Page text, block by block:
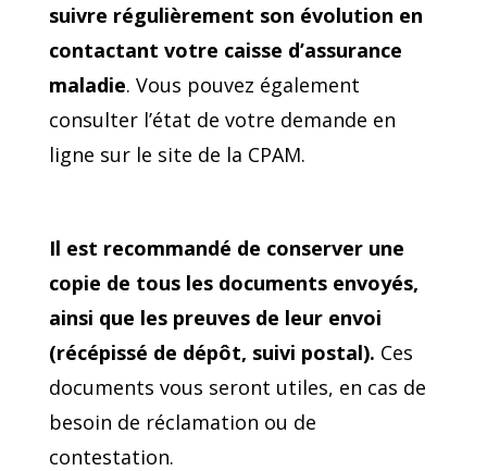
suivre régulièrement son évolution en
contactant votre caisse d’assurance
maladie. Vous pouvez également
consulter l’état de votre demande en
ligne sur le site de la CPAM.
Il est recommandé de conserver une
copie de tous les documents envoyés,
ainsi que les preuves de leur envoi
(récépissé de dépôt, suivi postal). Ces
documents vous seront utiles, en cas de
besoin de réclamation ou de
contestation.